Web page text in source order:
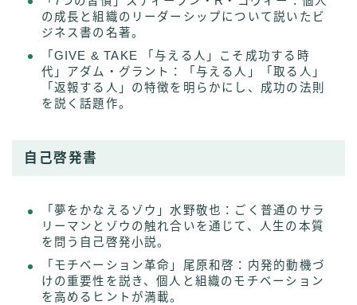
の成長と組織のリーダーシップについて説いたビ
ジネス書の名著。
「GIVE & TAKE 「与える人」こそ成功する時
代」アダム・グラント：「与える人」「取る人」
「返報する人」の特徴を明らかにし、成功の法則
を説く話題作。
自己啓発書
「夢をかなえるゾウ」水野敬也：ごく普通のサラ
リーマンとゾウの触れ合いを通じて、人生の本質
を問う自己啓発小説。
「モチベーション革命」尾原和啓：内発的動機づ
けの重要性を説き、個人と組織のモチベーション
を高めるヒントが満載。